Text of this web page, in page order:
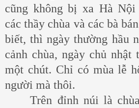
cũng không bị xa Hà
các thầy chùa và các bà
biết, thì ngày thường hầu
cảnh chùa, ngày chủ nhật
một chút. Chỉ có mùa lễ
người mà thôi.
Trên đỉnh núi là chùa